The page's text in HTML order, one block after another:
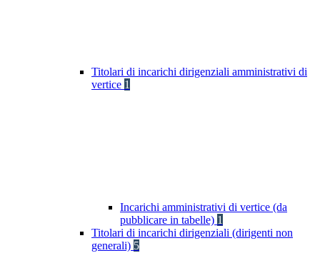
Titolari di incarichi dirigenziali amministrativi di
vertice 1
Incarichi amministrativi di vertice (da
pubblicare in tabelle) 1
Titolari di incarichi dirigenziali (dirigenti non
generali) 5